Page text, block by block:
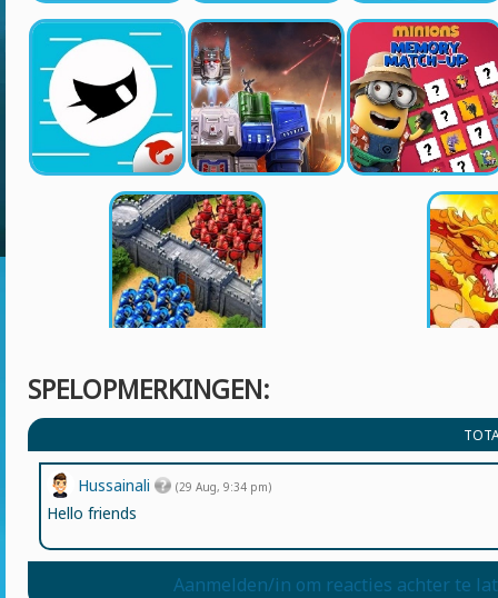
SPELOPMERKINGEN:
Hussainali (29 Aug, 9:34 pm)
Hello friends
Aanmelden/in om reacties achter te